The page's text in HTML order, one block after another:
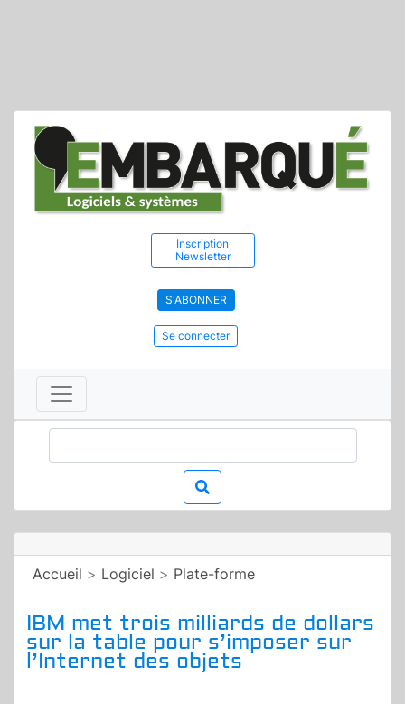
Inscription
Newsletter
S'ABONNER
Se connecter
Accueil > Logiciel > Plate-forme
IBM met trois milliards de dollars
sur la table pour s’imposer sur
l’Internet des objets